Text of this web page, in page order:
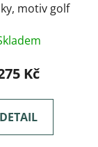
motiv golf
Kč
DETAIL